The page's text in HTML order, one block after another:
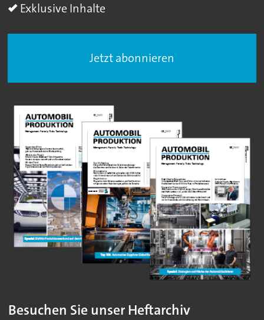
Exklusive Inhalte
Jetzt abonnieren
Besuchen Sie unser Heftarchiv